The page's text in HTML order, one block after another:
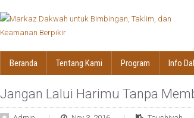
Beranda Tentang Kami Program Info
Jangan Lalui Harimu Tanpa